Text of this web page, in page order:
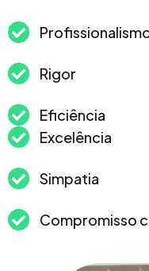
Rigor
Eficiência
Excelência
Simpatia
Compromisso